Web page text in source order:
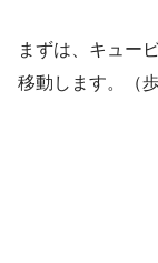
まずは、キュー
移動します。（